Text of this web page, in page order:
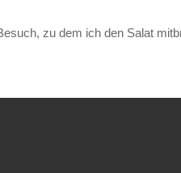
zu dem ich den Salat